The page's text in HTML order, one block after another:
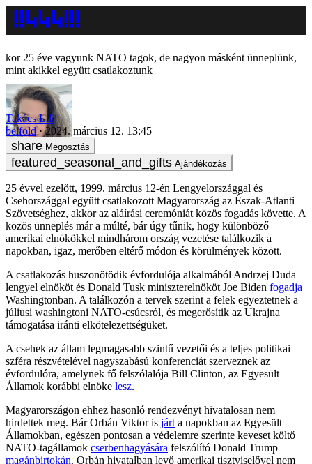
25 éve vagyunk NATO tagok, de nagyon másként ünneplünk,
mint akikkel együtt csatlakoztunk
Takács Lili
belföld
2024. március 12. 13:45
Megosztás
Ajándékozás
25 évvel ezelőtt, 1999. március 12-én Lengyelországgal és
Csehországgal együtt csatlakozott Magyarország az Észak-Atlanti
Szövetséghez, akkor az aláírási ceremóniát közös fogadás követte. A
közös ünneplés már a múlté, bár úgy tűnik, hogy különböző
amerikai elnökökkel mindhárom ország vezetése találkozik a
napokban, igaz, merőben eltérő módon és körülmények között.
A csatlakozás huszonötödik évfordulója alkalmából Andrzej Duda
lengyel elnököt és Donald Tusk miniszterelnököt Joe Biden fogadja
Washingtonban. A találkozón a tervek szerint a felek egyeztetnek a
júliusi washingtoni NATO-csúcsról, és megerősítik az Ukrajna
támogatása iránti elkötelezettségüket.
A csehek az állam legmagasabb szintű vezetői és a teljes politikai
szféra részvételével nagyszabású konferenciát szerveznek az
évfordulóra, amelynek fő felszólalója Bill Clinton, az Egyesült
Államok korábbi elnöke lesz.
Magyarországon ehhez hasonló rendezvényt hivatalosan nem
hirdettek meg. Bár Orbán Viktor is járt a napokban az Egyesült
Államokban, egészen pontosan a védelemre szerinte keveset költő
NATO-tagállamok cserbenhagyására felszólító Donald Trump
magánbirtokán. Orbán hivatalban levő amerikai tisztviselővel nem